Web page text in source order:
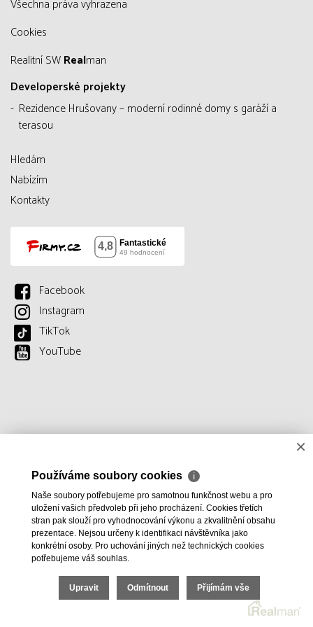
všechna práva vyhrazena
Cookies
Realitní SWRealman
Developerské projekty
Rezidence Hrušovany – moderní rodinné domy s garáží a
terasou
Hledám
Nabízím
Kontakty
Facebook
Instagram
TikTok
YouTube
×
Používáme soubory cookies ℹ
Naše soubory potřebujeme pro samotnou funkčnost webu a pro
uložení vašich předvoleb při jeho procházení. Cookies třetích
stran pak slouží pro vyhodnocování výkonu a zkvalitnění obsahu
prezentace. Nejsou určeny k identifikaci návštěvníka jako
konkrétní osoby. Pro uchování jiných než technických cookies
potřebujeme váš souhlas.
Upravit Odmítnout Přijímám vše